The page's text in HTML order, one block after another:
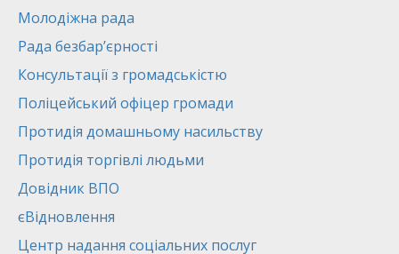
Молодіжна рада
Рада безбар’єрності
Консультації з громадськістю
Поліцейський офіцер громади
Протидія домашньому насильству
Протидія торгівлі людьми
Довідник ВПО
єВідновлення
Центр надання соціальних послуг